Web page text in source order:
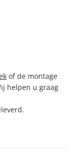
of de montage
helpen u graag